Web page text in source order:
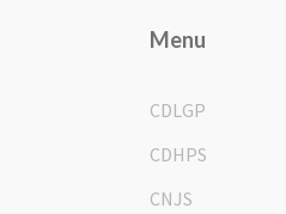
Menu
CDLGP
CDHPS
CNJS